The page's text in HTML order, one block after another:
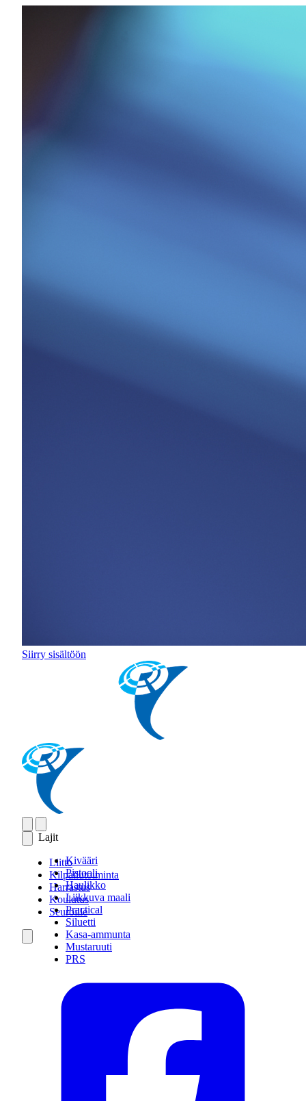
Siirry sisältöön
Lajit
Kivääri
Pistooli
Haulikko
Liikkuva maali
Practical
Siluetti
Kasa-ammunta
Mustaruuti
PRS
Liitto
Kilpailutoiminta
Harrastus
Koulutus
Seuroille